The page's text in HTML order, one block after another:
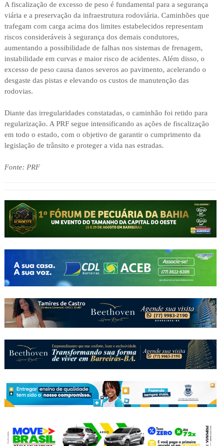
A fiscalização de excesso de peso é fundamental para a segurança
viária e a preservação da infraestrutura rodoviária. Caminhões que
trafegam com carga acima dos limites estabelecidos representam
riscos consideráveis à segurança dos demais condutores,
aumentando a possibilidade de falhas nos sistemas de frenagem,
instabilidade em curvas e maior risco de acidentes. Além disso, o
excesso de peso causa danos severos ao pavimento, acelerando o
desgaste das pistas e elevando os custos de manutenção das
rodovias.
Diante das irregularidades constatadas, o caminhão foi retido para
regularização. A PRF segue intensificando as ações de fiscalização
em todo o estado, com o objetivo de garantir o cumprimento da
legislação de trânsito e proteger a vida nas estradas.
Fonte: PRF